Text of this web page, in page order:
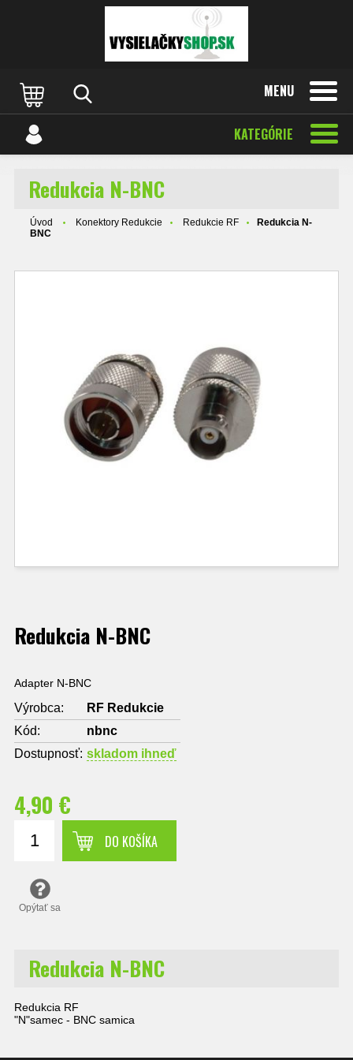
MENU
KATEGÓRIE
Redukcia N-BNC
Úvod Konektory Redukcie Redukcie RF
Redukcia N-
BNC
Redukcia N-BNC
Adapter N-BNC
Výrobca:
RF Redukcie
Kód:
nbnc
Dostupnosť: skladom ihneď
4,90 €
DO KOŠÍKA
Opýtať sa
Redukcia N-BNC
Redukcia RF
"N"samec - BNC samica